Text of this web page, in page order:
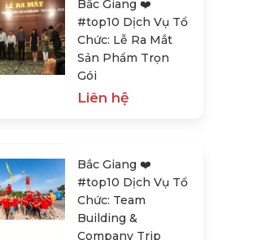
Bắc Giang ❤️️
#top10 Dịch Vụ Tổ
Chức: Lễ Ra Mắt
Sản Phẩm Trọn
Gói
Liên hệ
Bắc Giang ❤️️
#top10 Dịch Vụ Tổ
Chức: Team
Building &
Company Trip